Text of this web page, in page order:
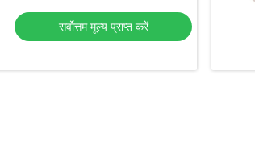
docu: लार संग्रह और परिवहन
सर्वोत्तम मूल्य प्राप्त करें